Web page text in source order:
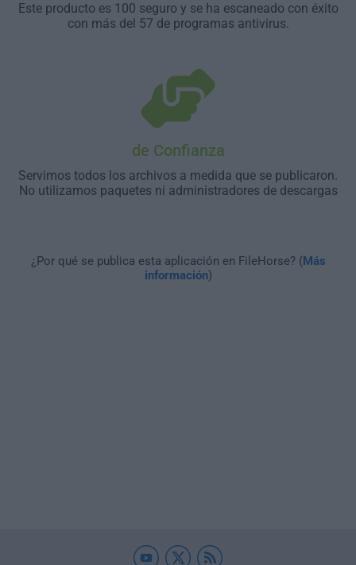
Este producto es 100 seguro y se ha escaneado con éxito
con más del 57 de programas antivirus.
de Confianza
Servimos todos los archivos a medida que se publicaron.
No utilizamos paquetes ni administradores de descargas
¿Por qué se publica esta aplicación en FileHorse? (Más
información)